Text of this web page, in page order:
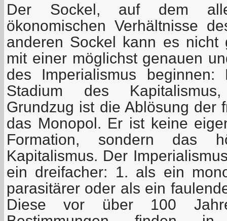
Der Sockel, auf dem
ökonomischen Verhältnisse
anderen Sockel kann es nicht
mit einer möglichst genauen
des Imperialismus
Stadium des
Grundzug ist die Ablösung der
das Monopol. Er ist keine
Formation, sondern das
Kapitalismus. Der
ein dreifacher: 1. als ein
parasitärer oder als ein
Diese vor über 100